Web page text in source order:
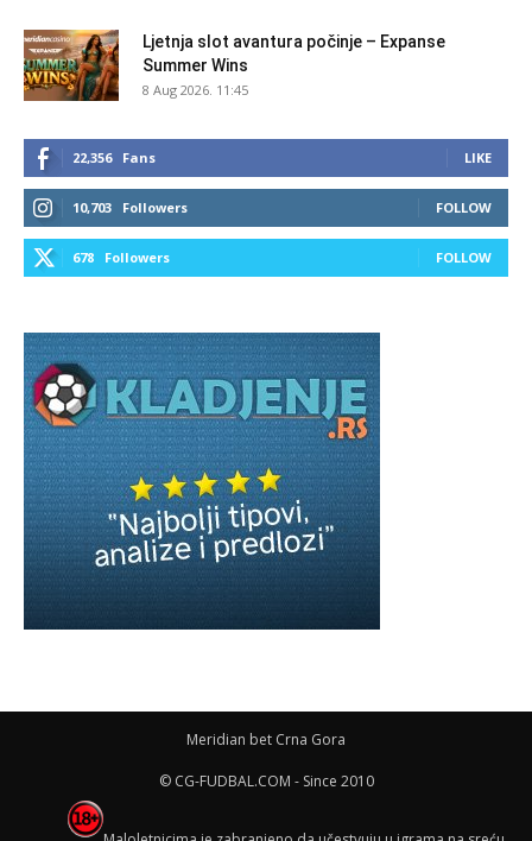
Ljetnja slot avantura počinje – Expanse
Summer Wins
8 Aug 2026. 11:45
22,356 Fans LIKE
10,703 Followers FOLLOW
678 Followers FOLLOW
Meridian bet Crna Gora
© CG-FUDBAL.COM - Since 2010